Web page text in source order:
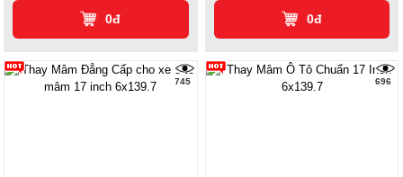
0đ 0đ
745 696